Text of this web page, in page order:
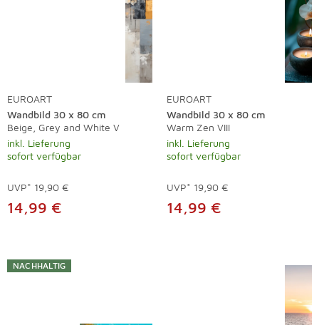
EUROART
Wandbild 30 x 80 cm
Beige, Grey and White V
inkl. Lieferung
sofort verfügbar
UVP* 19,90 €
14,99 €
EUROART
Wandbild 30 x 80 cm
Warm Zen VIII
inkl. Lieferung
sofort verfügbar
UVP* 19,90 €
14,99 €
NACHHALTIG